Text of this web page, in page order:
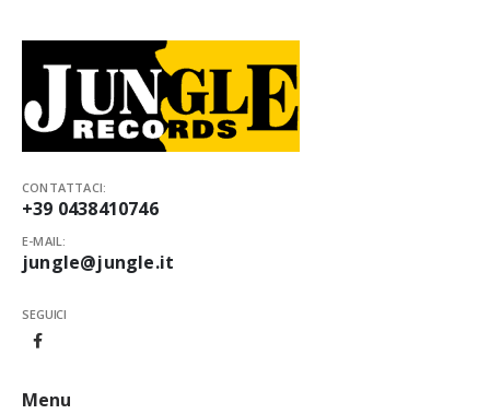
CONTATTACI:
+39 0438410746
E-MAIL:
jungle@jungle.it
SEGUICI
Menu